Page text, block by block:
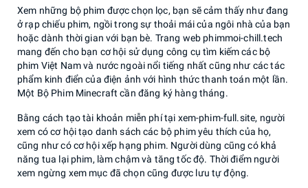
Xem những bộ phim được chọn lọc, bạn sẽ cảm thấy như đang
ở rạp chiếu phim, ngồi trong sự thoải mái của ngôi nhà của bạn
hoặc dành thời gian với bạn bè. Trang web phimmoi-chill.tech
mang đến cho bạn cơ hội sử dụng công cụ tìm kiếm các bộ
phim Việt Nam và nước ngoài nổi tiếng nhất cũng như các tác
phẩm kinh điển của điện ảnh với hình thức thanh toán một lần.
Một Bộ Phim Minecraft cần đăng ký hàng tháng.
Bằng cách tạo tài khoản miễn phí tại xem-phim-full.site, người
xem có cơ hội tạo danh sách các bộ phim yêu thích của họ,
cũng như có cơ hội xếp hạng phim. Người dùng cũng có khả
năng tua lại phim, làm chậm và tăng tốc độ. Thời điểm người
xem ngừng xem mục đã chọn cũng được lưu tự động.